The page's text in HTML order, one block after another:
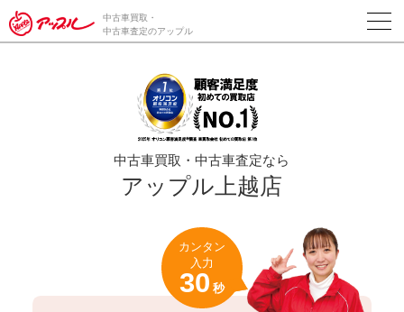
/*ABテスト_新規査定フォームの為のCVボタン*/
中古車買取・
中古車査定のアップル
中古車買取・中古車査定なら
アップル上越店
カンタン
入力
30 秒